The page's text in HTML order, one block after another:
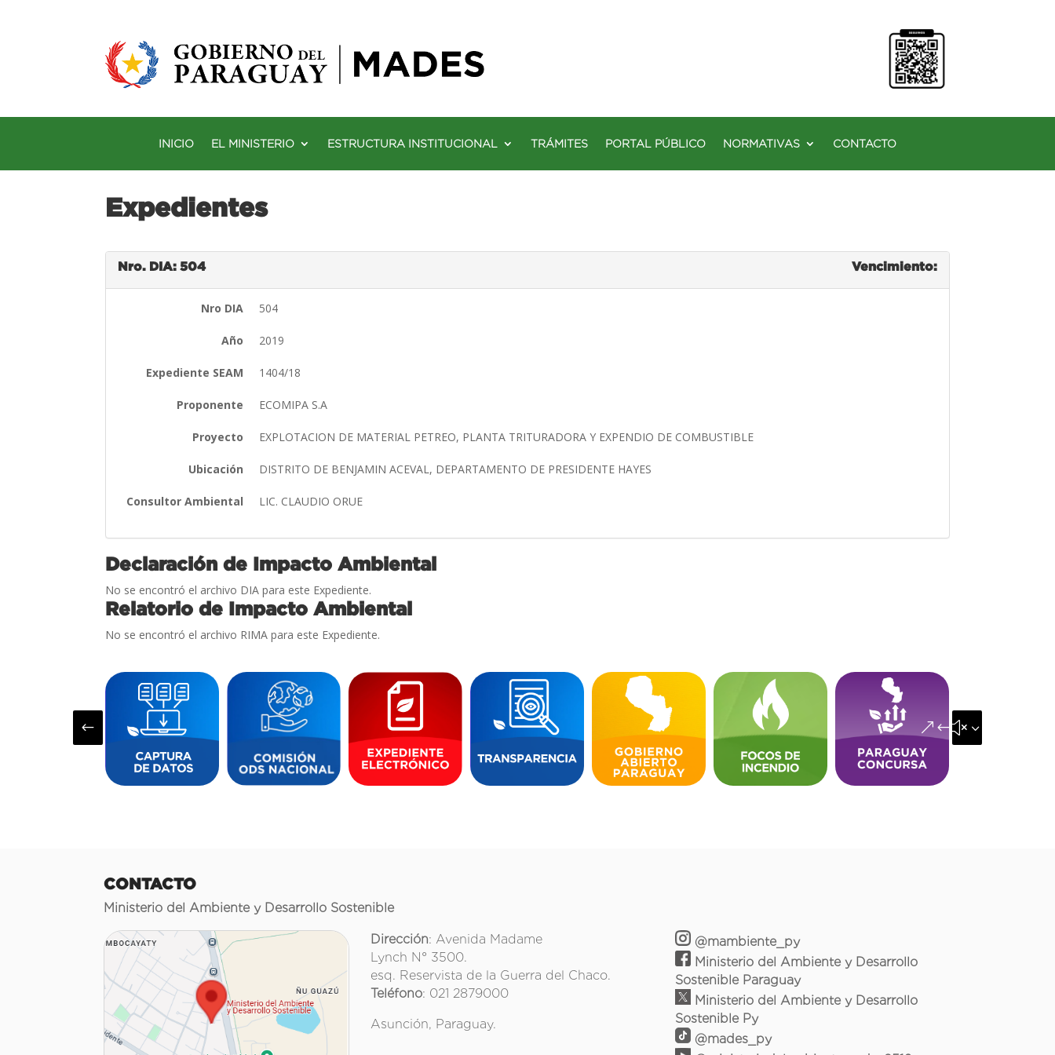
INICIO EL MINISTERIO ESTRUCTURA INSTITUCIONAL TRÁMITES PORTAL PÚBLICO NORMATIVAS CONTACTO
Expedientes
Nro. DIA: 504 Vencimiento:
Nro DIA 504
Año 2019
Expediente SEAM 1404/18
Proponente ECOMIPA S.A
Proyecto EXPLOTACION DE MATERIAL PETREO, PLANTA TRITURADORA Y EXPENDIO DE COMBUSTIBLE
Ubicación DISTRITO DE BENJAMIN ACEVAL, DEPARTAMENTO DE PRESIDENTE HAYES
Consultor Ambiental LIC. CLAUDIO ORUE
Declaración de Impacto Ambiental
No se encontró el archivo DIA para este Expediente.
Relatorio de Impacto Ambiental
No se encontró el archivo RIMA para este Expediente.
# &#x35;
CONTACTO
Ministerio del Ambiente y Desarrollo Sostenible
Dirección: Avenida Madame
Lynch N° 3500.
esq. Reservista de la Guerra del Chaco.
Teléfono: 021 2879000
Asunción, Paraguay.
@mambiente_py
Ministerio del Ambiente y Desarrollo
Sostenible Paraguay
Ministerio del Ambiente y Desarrollo
Sostenible Py
@mades_py